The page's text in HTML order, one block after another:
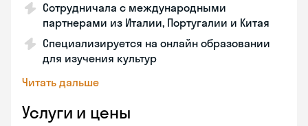
Сотрудничала с международными
партнерами из Италии, Португалии и Китая
Специализируется на онлайн образовании
для изучения культур
Читать дальше
Услуги и цены